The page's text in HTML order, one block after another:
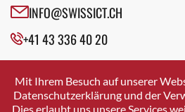
Crissier
Davos Platz
Dierikon
Dietikon
INFO@SWISSICT.CH
+41 43 336 40 20
SWISSICT
VULKANSTRASSE 120
8048 ZURICH
Mit Ihrem Besuch auf unserer
Datenschutzerklärung und der
Dies erlaubt uns unsere Services